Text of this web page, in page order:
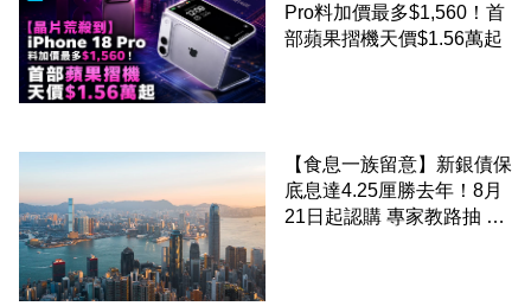
Pro料加價最多$1,560！首
部蘋果摺機天價$1.56萬起
【食息一族留意】新銀債保
底息達4.25厘勝去年！8月
21日起認購 專家教路抽 20